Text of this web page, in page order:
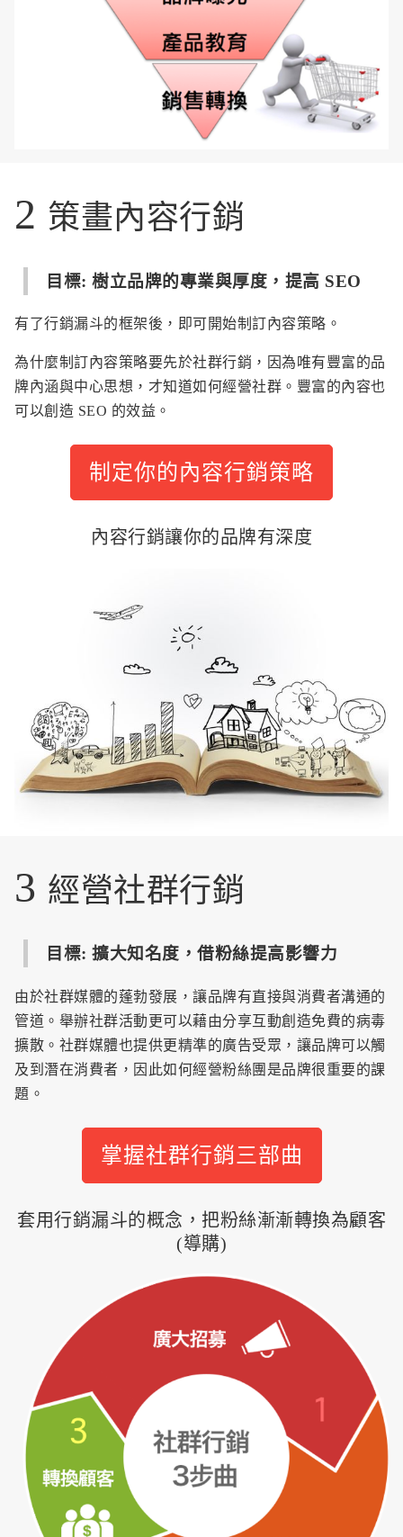
2 策畫內容行銷
目標: 樹立品牌的專業與厚度，提高 SEO
有了行銷漏斗的框架後，即可開始制訂內容策略。
為什麼制訂內容策略要先於社群行銷，因為唯有豐富的品
牌內涵與中心思想，才知道如何經營社群。豐富的內容也
可以創造 SEO 的效益。
制定你的內容行銷策略
內容行銷讓你的品牌有深度
3 經營社群行銷
目標: 擴大知名度，借粉絲提高影響力
由於社群媒體的蓬勃發展，讓品牌有直接與消費者溝通的
管道。舉辦社群活動更可以藉由分享互動創造免費的病毒
擴散。社群媒體也提供更精準的廣告受眾，讓品牌可以觸
及到潛在消費者，因此如何經營粉絲團是品牌很重要的課
題。
掌握社群行銷三部曲
套用行銷漏斗的概念，把粉絲漸漸轉換為顧客
(導購)